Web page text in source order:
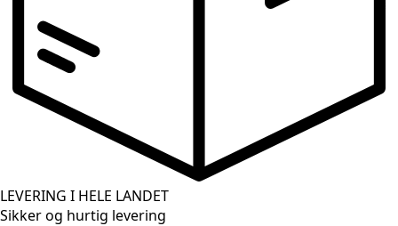
LEVERING I HELE LANDET
Sikker og hurtig levering